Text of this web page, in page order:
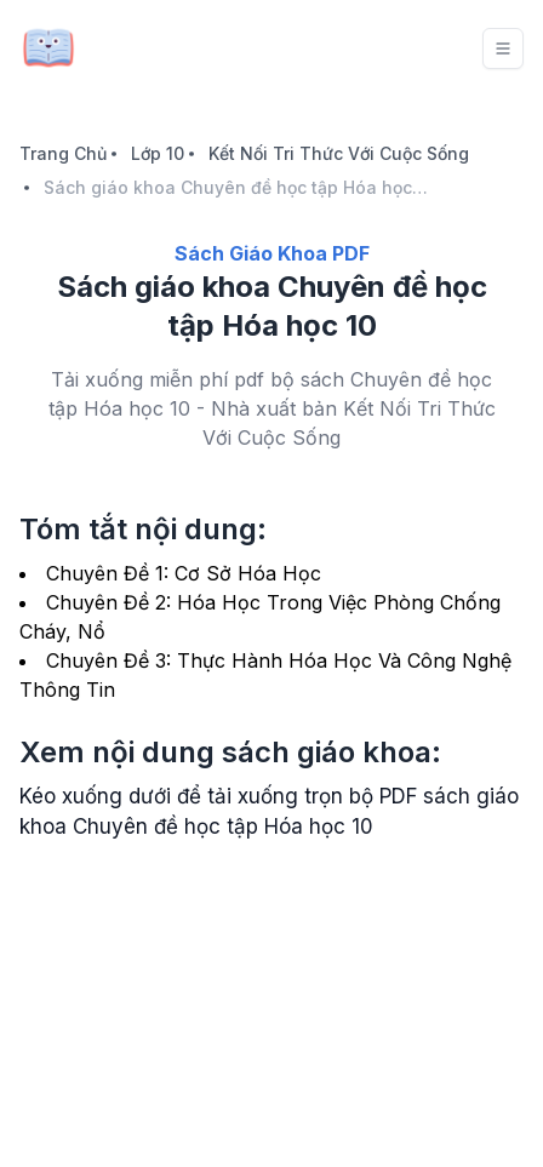
Trang Chủ Lớp 10
Kết Nối Tri Thức Với Cuộc Sống
Sách giáo khoa Chuyên đề học tập Hóa học 10
Sách Giáo Khoa PDF
Sách giáo khoa Chuyên đề học
tập Hóa học 10
Tải xuống miễn phí pdf bộ sách Chuyên đề học
tập Hóa học 10 - Nhà xuất bản Kết Nối Tri Thức
Với Cuộc Sống
Tóm tắt nội dung:
Chuyên Đề 1: Cơ Sở Hóa Học
Chuyên Đề 2: Hóa Học Trong Việc Phòng Chống
Cháy, Nổ
Chuyên Đề 3: Thực Hành Hóa Học Và Công Nghệ
Thông Tin
Xem nội dung sách giáo khoa:
Kéo xuống dưới để tải xuống trọn bộ PDF sách giáo
khoa Chuyên đề học tập Hóa học 10